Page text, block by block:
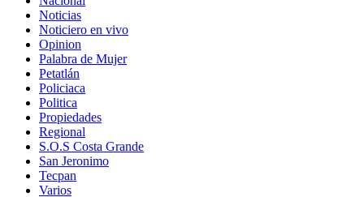
Noticias
Noticiero en vivo
Opinion
Palabra de Mujer
Petatlán
Policiaca
Politica
Propiedades
Regional
S.O.S Costa Grande
San Jeronimo
Tecpan
Varios